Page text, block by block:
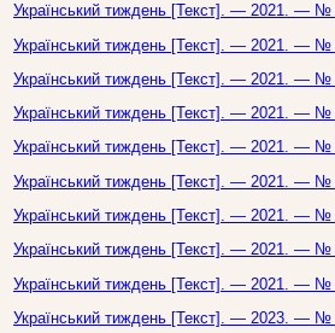
Український тиждень [Текст]. — 2021. — №
Український тиждень [Текст]. — 2021. — №
Український тиждень [Текст]. — 2021. — №
Український тиждень [Текст]. — 2021. — №
Український тиждень [Текст]. — 2021. — №
Український тиждень [Текст]. — 2021. — №
Український тиждень [Текст]. — 2021. — №
Український тиждень [Текст]. — 2021. — №
Український тиждень [Текст]. — 2021. — №
Український тиждень [Текст]. — 2023. — №